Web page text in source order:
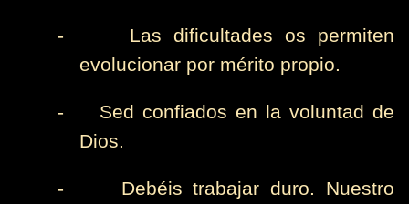
-
Las dificultades os permiten
evolucionar por mérito propio.
-
Sed confiados en la voluntad de
Dios.
-
Debéis trabajar duro. Nuestro